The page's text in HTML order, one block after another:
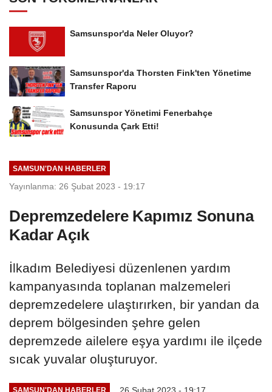
Samsunspor'da Neler Oluyor?
Samsunspor'da Thorsten Fink'ten Yönetime
Transfer Raporu
Samsunspor Yönetimi Fenerbahçe
Konusunda Çark Etti!
SAMSUN'DAN HABERLER
Yayınlanma: 26 Şubat 2023 - 19:17
Depremzedelere Kapımız Sonuna
Kadar Açık
İlkadım Belediyesi düzenlenen yardım
kampanyasında toplanan malzemeleri
depremzedelere ulaştırırken, bir yandan da
deprem bölgesinden şehre gelen
depremzede ailelere eşya yardımı ile ilçede
sıcak yuvalar oluşturuyor.
SAMSUN'DAN HABERLER 26 Şubat 2023 - 19:17